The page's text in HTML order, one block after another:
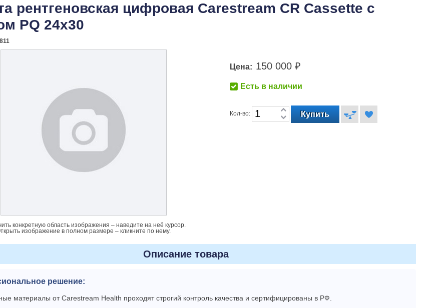
рентгеновская цифровая Carestream CR Cassette с
PQ 24x30
конкретную область изображения – наведите на неё курсор.
изображение в полном размере – кликните по нему.
Цена: 150 000 ₽
Есть в наличии
Кол-во:
Описание товара
решение:
материалы от Carestream Health проходят строгий контроль качества и сертифицированы в РФ.